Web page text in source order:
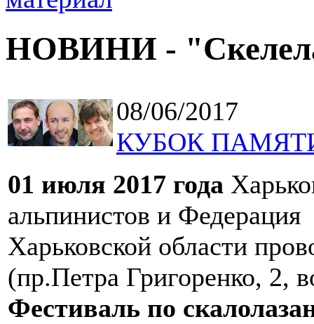
НОВИНИ -
08/06/2017
КУБОК ПАМЯТИ
01 июля 2017 года
альпинистов и Федерация
Харьковской области
(пр.Петра Григоренко, 2,
Фестиваль по